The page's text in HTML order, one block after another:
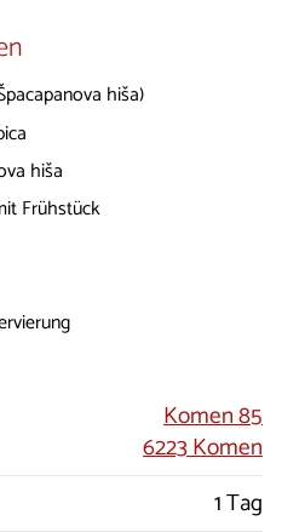
hiša)
hiša
Frühstück
Komen 85
6223 Komen
1 Tag